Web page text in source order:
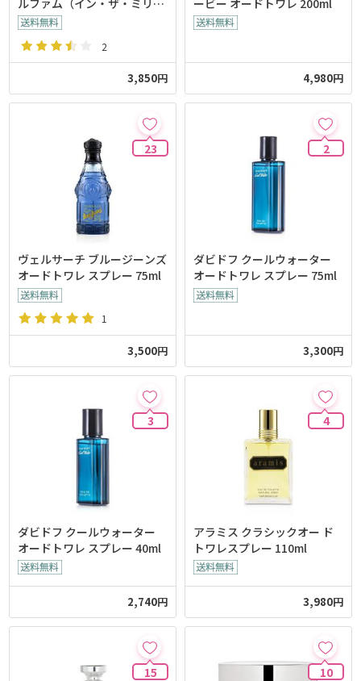
ン）50ml
2
3,850円 4,980円
23
ヴェルサーチ ブルージーンズ
オードトワレ スプレー 75ml
1
3,500円
2
ダビドフ クールウォーター
オードトワレ スプレー 75ml
3,300円
3
ダビドフ クールウォーター
オードトワレ スプレー 40ml
2,740円
4
アラミス クラシックオー ド
トワレスプレー 110ml
3,980円
15 10